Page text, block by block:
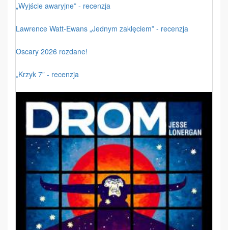
„Wyjście awaryjne” - recenzja
Lawrence Watt-Ewans „Jednym zaklęciem” - recenzja
Oscary 2026 rozdane!
„Krzyk 7” - recenzja